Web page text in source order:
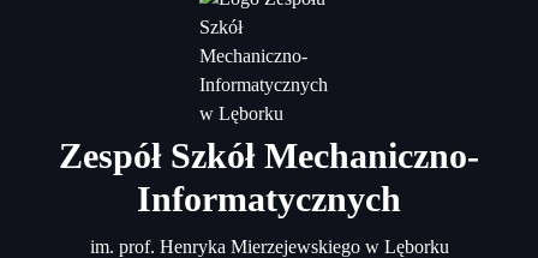
Zespół Szkół Mechaniczno-
Informatycznych
im. prof. Henryka Mierzejewskiego w Lęborku